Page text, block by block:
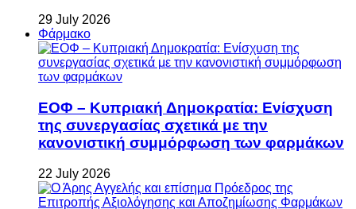
29 July 2026
Φάρμακο
ΕΟΦ – Κυπριακή Δημοκρατία: Ενίσχυση
της συνεργασίας σχετικά με την
κανονιστική συμμόρφωση των φαρμάκων
22 July 2026